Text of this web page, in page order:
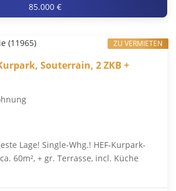
85.000 €
Souterrain, 2 ZKB +
Lage! Single-Whg.! HEF-Kurpark-
60m², + gr. Terrasse, incl. Küche
ZU VERMIETEN